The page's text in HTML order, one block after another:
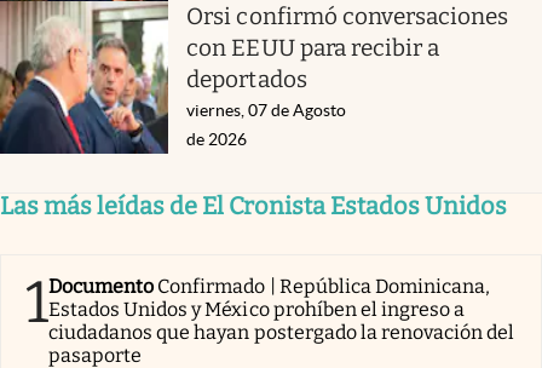
Orsi confirmó conversaciones
con EEUU para recibir a
deportados
viernes, 07 de Agosto
de 2026
Las más leídas de El Cronista Estados Unidos
1Documento Confirmado | República Dominicana,
Estados Unidos y México prohíben el ingreso a
ciudadanos que hayan postergado la renovación del
pasaporte